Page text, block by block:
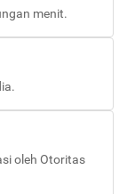
menit.
oleh Otoritas